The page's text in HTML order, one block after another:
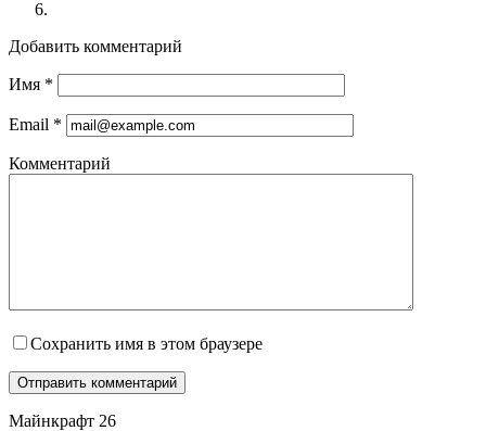
Добавить комментарий
Имя *
Email *
Комментарий
Сохранить имя в этом браузере
Майнкрафт 26